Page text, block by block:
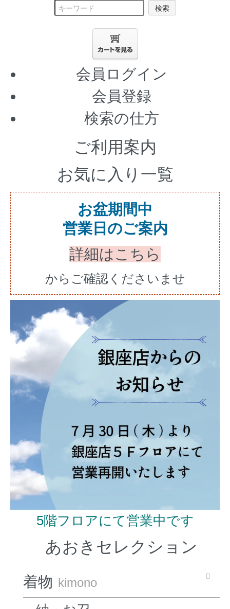
検索
会員ログイン
会員登録
検索の仕方
ご利用案内
お気に入り一覧
お盆期間中
営業日のご案内
詳細はこちら
からご確認くださいませ
5階フロアにて営業中です
あおきセレクション
着物 kimono